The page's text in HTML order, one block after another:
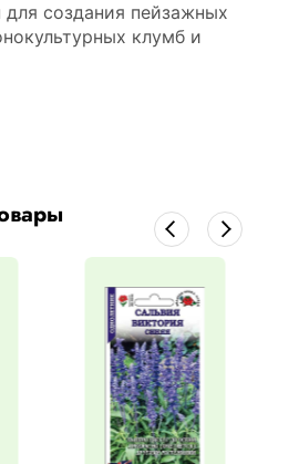
для создания пейзажных
клумб и